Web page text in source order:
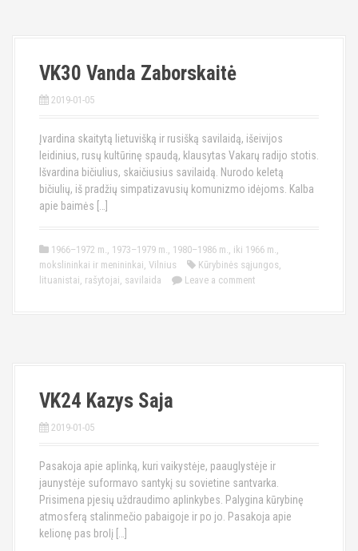
VK30 Vanda Zaborskaitė
2019-01-05
Įvardina skaitytą lietuvišką ir rusišką savilaidą, išeivijos
leidinius, rusų kultūrinę spaudą, klausytas Vakarų radijo stotis.
Išvardina bičiulius, skaičiusius savilaidą. Nurodo keletą
bičiulių, iš pradžių simpatizavusių komunizmo idėjoms. Kalba
apie baimės […]
1966–1972 m., 1973–1979 m., 1980–1986 m., iki 1966 m.,
mokslininkai ir menininkai, Vilnius Kūrybinės sąjungos,
lituanistai, rašytojai, savilaida Leave a comment
VK24 Kazys Saja
2019-01-05
Pasakoja apie aplinką, kuri vaikystėje, paauglystėje ir
jaunystėje suformavo santykį su sovietine santvarka.
Prisimena pjesių uždraudimo aplinkybes. Palygina kūrybinę
atmosferą stalinmečio pabaigoje ir po jo. Pasakoja apie
kelionę pas brolį […]